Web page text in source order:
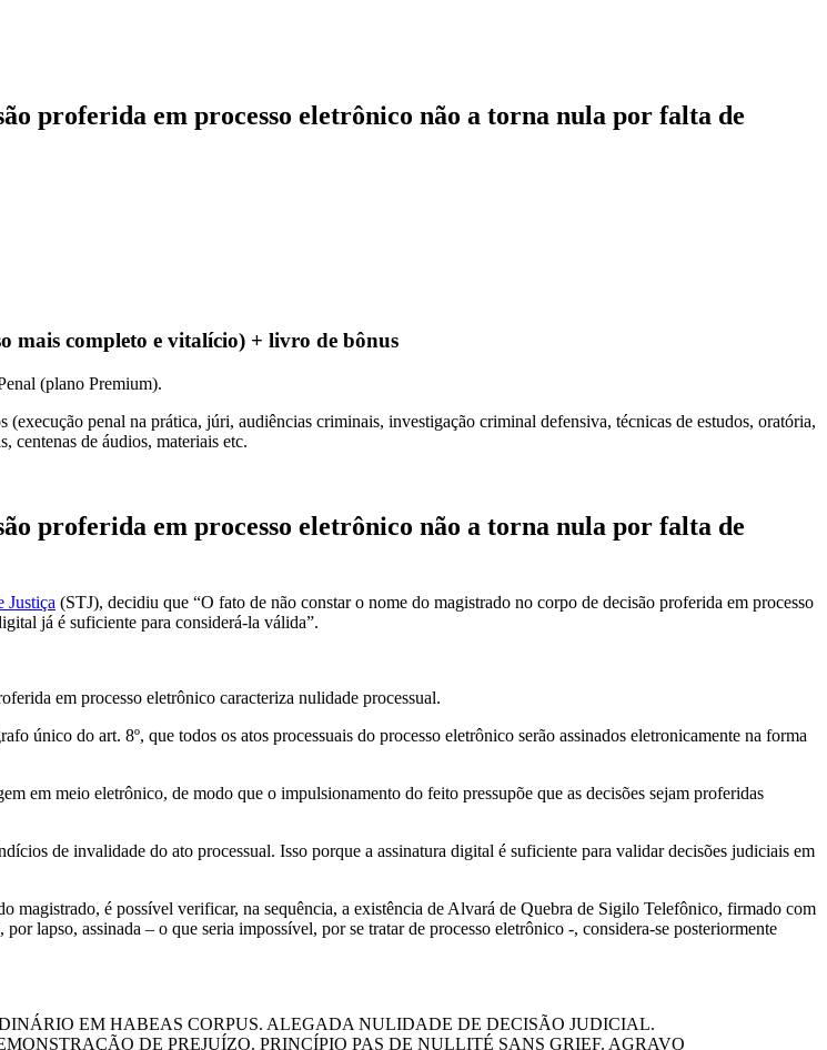
proferida em processo eletrônico não a torna nula por falta de
mais completo e vitalício) + livro de bônus
(plano Premium).
penal na prática, júri, audiências criminais, investigação criminal defensiva, técnicas de estudos, oratória,
centenas de áudios, materiais etc.
proferida em processo eletrônico não a torna nula por falta de
Justiça (STJ), decidiu que “O fato de não constar o nome do magistrado no corpo de decisão proferida em processo
já é suficiente para considerá-la válida”.
em processo eletrônico caracteriza nulidade processual.
único do art. 8º, que todos os atos processuais do processo eletrônico serão assinados eletronicamente na forma
em meio eletrônico, de modo que o impulsionamento do feito pressupõe que as decisões sejam proferidas
de invalidade do ato processual. Isso porque a assinatura digital é suficiente para validar decisões judiciais em
magistrado, é possível verificar, na sequência, a existência de Alvará de Quebra de Sigilo Telefônico, firmado com
lapso, assinada – o que seria impossível, por se tratar de processo eletrônico -, considera-se posteriormente
EM HABEAS CORPUS. ALEGADA NULIDADE DE DECISÃO JUDICIAL.
DE PREJUÍZO. PRINCÍPIO PAS DE NULLITÉ SANS GRIEF. AGRAVO